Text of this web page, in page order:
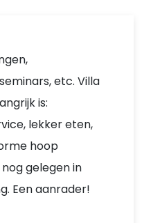
etc. Villa
is:
lekker eten,
hoop
gelegen in
Een aanrader!